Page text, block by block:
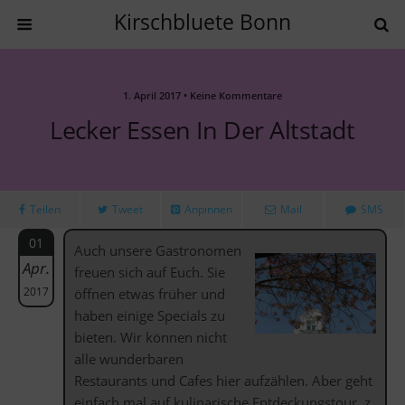
Kirschbluete Bonn
1. April 2017 • Keine Kommentare
Lecker Essen In Der Altstadt
Teilen Tweet Anpinnen Mail SMS
01
Apr.
2017
Auch unsere Gastronomen
freuen sich auf Euch. Sie
öffnen etwas früher und
haben einige Specials zu
bieten. Wir können nicht
alle wunderbaren
Restaurants und Cafes hier aufzählen. Aber geht